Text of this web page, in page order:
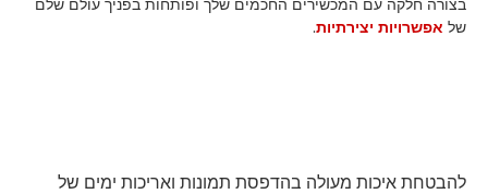
בצורה חלקה עם המכשירים החכמים שלך ופותחות בפניך עולם שלם
של אפשרויות יצירתיות.
להבטחת איכות מעולה בהדפסת תמונות ואריכות ימים של